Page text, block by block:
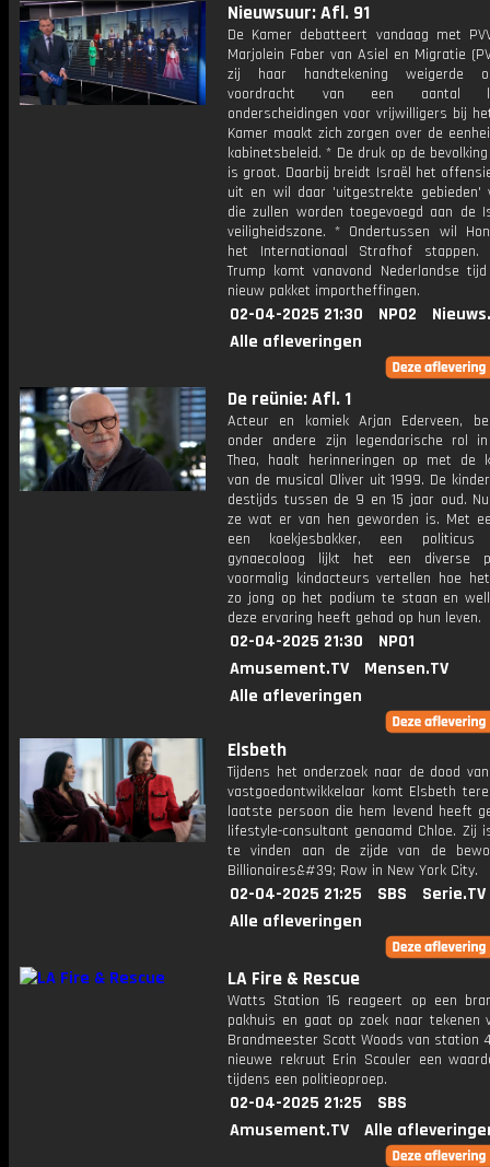
Nieuwsuur: Afl. 91
De Kamer debatteert vandaag met
Marjolein Faber van Asiel en Migratie
zij haar handtekening weigerde
voordracht van een aantal
onderscheidingen voor vrijwilligers bij
Kamer maakt zich zorgen over de
kabinetsbeleid. * De druk op de
is groot. Daarbij breidt Israël het
uit en wil daar 'uitgestrekte gebieden'
die zullen worden toegevoegd aan de
veiligheidszone. * Ondertussen wil
het Internationaal Strafhof stappen.
Trump komt vanavond Nederlandse
nieuw pakket importheffingen.
02-04-2025 21:30 NPO2
Alle afleveringen
De reünie: Afl. 1
Acteur en komiek Arjan Ederveen,
onder andere zijn legendarische rol
Thea, haalt herinneringen op met de
van de musical Oliver uit 1999. De
destijds tussen de 9 en 15 jaar oud.
ze wat er van hen geworden is. Met
een koekjesbakker, een
gynaecoloog lijkt het een diverse
voormalig kindacteurs vertellen hoe
zo jong op het podium te staan en
deze ervaring heeft gehad op hun leven.
02-04-2025 21:30
NPO1
Amusement.TV
Mensen.TV
Alle afleveringen
Elsbeth
Tijdens het onderzoek naar de dood
vastgoedontwikkelaar komt Elsbeth
laatste persoon die hem levend heeft
lifestyle-consultant genaamd Chloe. Zij
te vinden aan de zijde van de
Billionaires&#39; Row in New York City.
02-04-2025 21:25 SBS
Serie.TV
Alle afleveringen
LA Fire & Rescue
Watts Station 16 reageert op een
pakhuis en gaat op zoek naar tekenen
Brandmeester Scott Woods van station
nieuwe rekruut Erin Scouler een
tijdens een politieoproep.
02-04-2025 21:25
SBS
Amusement.TV
Alle